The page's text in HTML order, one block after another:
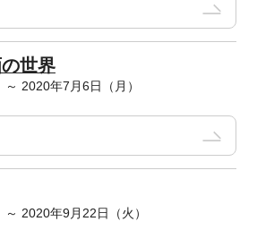
世界
2020年7月6日（月）
2020年9月22日（火）